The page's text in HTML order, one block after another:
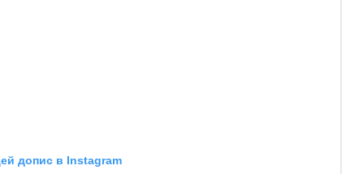
допис в Instagram